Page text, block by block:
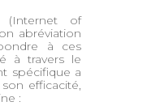
(Internet of
abréviation
à ces
à travers le
spécifique a
efficacité,
: